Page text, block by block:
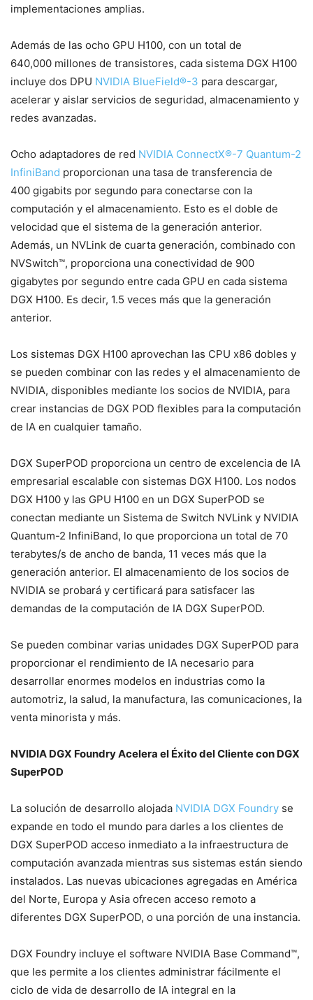
implementaciones amplias.
Además de las ocho GPU H100, con un total de
640,000 millones de transistores, cada sistema DGX H100
incluye dos DPU NVIDIA BlueField®-3 para descargar,
acelerar y aislar servicios de seguridad, almacenamiento y
redes avanzadas.
Ocho adaptadores de red NVIDIA ConnectX®-7 Quantum-2
InfiniBand proporcionan una tasa de transferencia de
400 gigabits por segundo para conectarse con la
computación y el almacenamiento. Esto es el doble de
velocidad que el sistema de la generación anterior.
Además, un NVLink de cuarta generación, combinado con
NVSwitch™, proporciona una conectividad de 900
gigabytes por segundo entre cada GPU en cada sistema
DGX H100. Es decir, 1.5 veces más que la generación
anterior.
Los sistemas DGX H100 aprovechan las CPU x86 dobles y
se pueden combinar con las redes y el almacenamiento de
NVIDIA, disponibles mediante los socios de NVIDIA, para
crear instancias de DGX POD flexibles para la computación
de IA en cualquier tamaño.
DGX SuperPOD proporciona un centro de excelencia de IA
empresarial escalable con sistemas DGX H100. Los nodos
DGX H100 y las GPU H100 en un DGX SuperPOD se
conectan mediante un Sistema de Switch NVLink y NVIDIA
Quantum-2 InfiniBand, lo que proporciona un total de 70
terabytes/s de ancho de banda, 11 veces más que la
generación anterior. El almacenamiento de los socios de
NVIDIA se probará y certificará para satisfacer las
demandas de la computación de IA DGX SuperPOD.
Se pueden combinar varias unidades DGX SuperPOD para
proporcionar el rendimiento de IA necesario para
desarrollar enormes modelos en industrias como la
automotriz, la salud, la manufactura, las comunicaciones, la
venta minorista y más.
NVIDIA DGX Foundry Acelera el Éxito del Cliente con DGX
SuperPOD
La solución de desarrollo alojada NVIDIA DGX Foundry se
expande en todo el mundo para darles a los clientes de
DGX SuperPOD acceso inmediato a la infraestructura de
computación avanzada mientras sus sistemas están siendo
instalados. Las nuevas ubicaciones agregadas en América
del Norte, Europa y Asia ofrecen acceso remoto a
diferentes DGX SuperPOD, o una porción de una instancia.
DGX Foundry incluye el software NVIDIA Base Command™,
que les permite a los clientes administrar fácilmente el
ciclo de vida de desarrollo de IA integral en la